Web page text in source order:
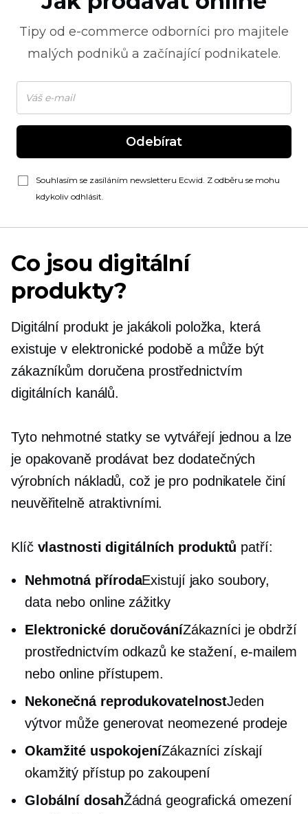
Tipy od e-commerce odborníci pro majitele
malých podniků a začínající podnikatele.
Odebírat
Souhlasím se zasíláním newsletteru Ecwid. Z odběru se mohu
kdykoliv odhlásit.
Co jsou digitální
produkty?
Digitální produkt je jakákoli položka, která
existuje v elektronické podobě a může být
zákazníkům doručena prostřednictvím
digitálních kanálů.
Tyto nehmotné statky se vytvářejí jednou a lze
je opakovaně prodávat bez dodatečných
výrobních nákladů, což je pro podnikatele činí
neuvěřitelně atraktivními.
Klíč vlastnosti digitálních produktů patří:
Nehmotná přírodaExistují jako soubory,
data nebo online zážitky
Elektronické doručováníZákazníci je obdrží
prostřednictvím odkazů ke stažení, e-mailem
nebo online přístupem.
Nekonečná reprodukovatelnostJeden
výtvor může generovat neomezené prodeje
Okamžité uspokojeníZákazníci získají
okamžitý přístup po zakoupení
Globální dosahŽádná geografická omezení